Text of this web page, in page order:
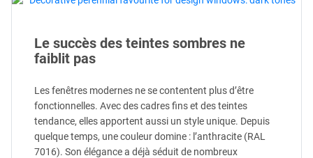
Le succès des teintes sombres ne
faiblit pas
Les fenêtres modernes ne se contentent plus d’être
fonctionnelles. Avec des cadres fins et des teintes
tendance, elles apportent aussi un style unique. Depuis
quelque temps, une couleur domine : l’anthracite (RAL
7016). Son élégance a déjà séduit de nombreux